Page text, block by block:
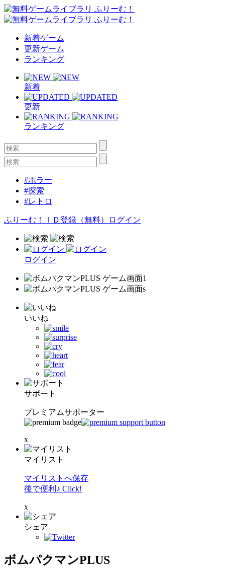
新着ゲーム
更新ゲーム
ランキング
新着
更新
ランキング
#ホラー
#探索
#レトロ
ふりーむ！ＩＤ登録（無料） ログイン
ログイン
いいね
サポート
プレミアムサポーター
x
マイリスト
マイリストへ保存
後で便利♪ Click!
x
シェア
ボムパクマンPLUS